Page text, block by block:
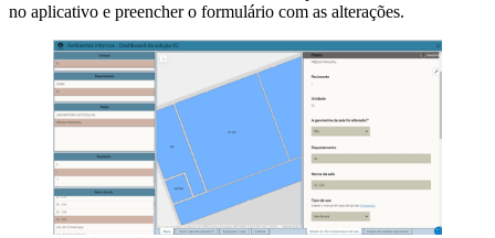
no aplicativo e preencher o formulário com as alterações.